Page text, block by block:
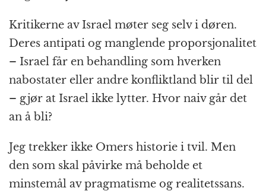
Kritikerne av Israel møter seg selv i døren.
Deres antipati og manglende proporsjonalitet
– Israel får en behandling som hverken
nabostater eller andre konfliktland blir til del
– gjør at Israel ikke lytter. Hvor naiv går det
an å bli?
Jeg trekker ikke Omers historie i tvil. Men
den som skal påvirke må beholde et
minstemål av pragmatisme og realitetssans.